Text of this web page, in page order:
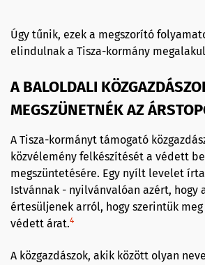
Úgy tűnik, ezek a megszorító
elindulnak a Tisza-kormány
A BALOLDALI
MEGSZÜNETNÉK AZ
A Tisza-kormányt támogató
közvélemény felkészítését a védett
megszüntetésére. Egy nyílt levelet
Istvánnak - nyilvánvalóan azért, hogy
értesüljenek arról, hogy szerintük
védett árat.4
A közgazdászok, akik között olyan